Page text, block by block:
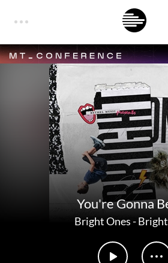
You're Gonna
Bright Ones-